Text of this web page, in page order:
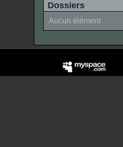
Dossiers
Aucun élément